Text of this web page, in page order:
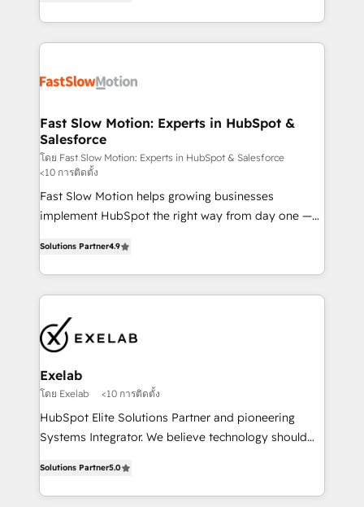
Implementation, Data Migration & Custom
Integration. 📩 Parlons de votre projet →
adoption, messy data, and disconnected teams
getting in the way. That’s where we come in. We
design, implement, and optimise HubSpot so it
services include: - Choosing the right HubSpot
package for your business - Full CRM, Marketing, and
Sales Hub implementations - Custom dashboards
and reporting - Workflow automation and data
clean-up - Sales enablement and team training -
Ongoing optimisation and RevOps support Based in
engine it’s meant to be.
Fast Slow Motion: Experts in HubSpot &
Salesforce
โดย Fast Slow Motion: Experts in HubSpot & Salesforce
<10 การติดตั้ง
Fast Slow Motion helps growing businesses
implement HubSpot the right way from day one —
Highly certified in both HubSpot and Salesforce, we
bring deep experience in CRM implementation,
integrations, and data migration across modern
market and enterprise organizations, our team
combines strong technical execution with real
business perspective. Many of our consultants have
scaled businesses themselves, giving us a practical
understanding of what owners and operators need
as their systems, data, and processes evolve. Since
range of industries, including healthcare, software,
B2B services, manufacturing, financial services and
Solutions Partner4.9
Exelab
โดย Exelab <10 การติดตั้ง
HubSpot Elite Solutions Partner and pioneering
Systems Integrator. We believe technology should
Every engagement begins with clear objectives,
customer journey mapping, and measurable KPIs.
Solutions Partner5.0